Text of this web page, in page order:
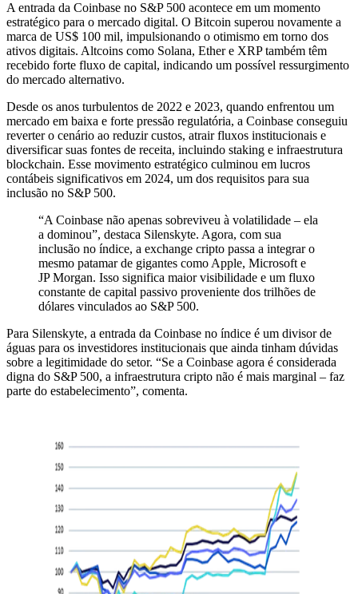
A entrada da Coinbase no S&P 500 acontece em um momento
estratégico para o mercado digital. O Bitcoin superou novamente a
marca de US$ 100 mil, impulsionando o otimismo em torno dos
ativos digitais. Altcoins como Solana, Ether e XRP também têm
recebido forte fluxo de capital, indicando um possível ressurgimento
do mercado alternativo.
Desde os anos turbulentos de 2022 e 2023, quando enfrentou um
mercado em baixa e forte pressão regulatória, a Coinbase conseguiu
reverter o cenário ao reduzir custos, atrair fluxos institucionais e
diversificar suas fontes de receita, incluindo staking e infraestrutura
blockchain. Esse movimento estratégico culminou em lucros
contábeis significativos em 2024, um dos requisitos para sua
inclusão no S&P 500.
“A Coinbase não apenas sobreviveu à volatilidade – ela
a dominou”, destaca Silenskyte. Agora, com sua
inclusão no índice, a exchange cripto passa a integrar o
mesmo patamar de gigantes como Apple, Microsoft e
JP Morgan. Isso significa maior visibilidade e um fluxo
constante de capital passivo proveniente dos trilhões de
dólares vinculados ao S&P 500.
Para Silenskyte, a entrada da Coinbase no índice é um divisor de
águas para os investidores institucionais que ainda tinham dúvidas
sobre a legitimidade do setor. “Se a Coinbase agora é considerada
digna do S&P 500, a infraestrutura cripto não é mais marginal – faz
parte do estabelecimento”, comenta.